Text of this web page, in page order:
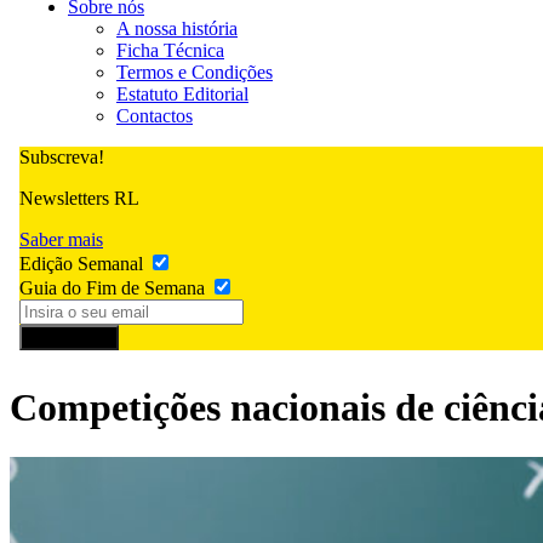
Sobre nós
A nossa história
Ficha Técnica
Termos e Condições
Estatuto Editorial
Contactos
Subscreva!
Newsletters RL
Saber mais
Edição Semanal
Guia do Fim de Semana
Competições nacionais de